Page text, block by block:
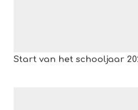
Start van het schooljaar